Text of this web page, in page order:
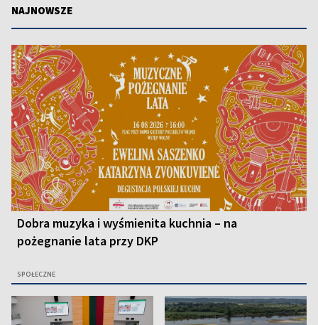
NAJNOWSZE
Dobra muzyka i wyśmienita kuchnia – na
pożegnanie lata przy DKP
SPOŁECZNE